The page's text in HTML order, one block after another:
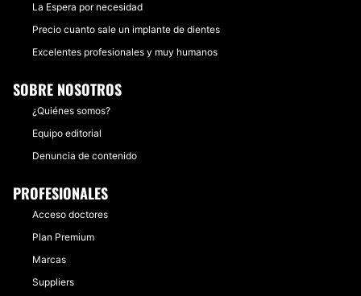
La Espera por necesidad
Precio cuanto sale un implante de dientes
Excelentes profesionales y muy humanos
SOBRE NOSOTROS
¿Quiénes somos?
Equipo editorial
Denuncia de contenido
PROFESIONALES
Acceso doctores
Plan Premium
Marcas
Suppliers